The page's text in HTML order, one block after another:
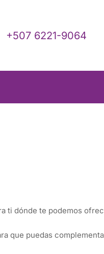
+507 6221-9064
ti dónde te podemos
que puedas